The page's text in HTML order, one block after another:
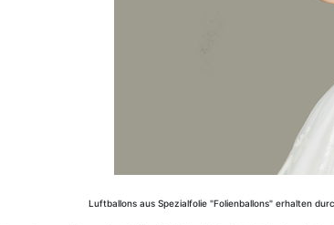
Luftballons aus Spezialfolie "Folienballons" erhalten